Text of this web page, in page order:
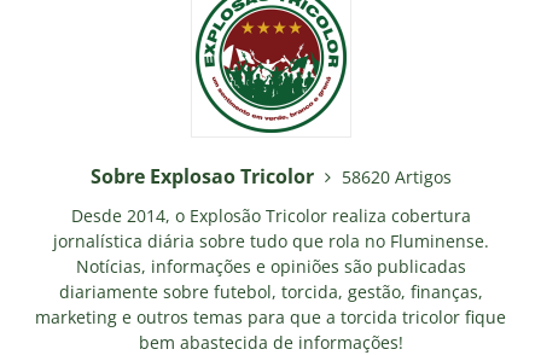
Sobre Explosao Tricolor
58620 Artigos
Desde 2014, o Explosão Tricolor realiza cobertura
jornalística diária sobre tudo que rola no Fluminense.
Notícias, informações e opiniões são publicadas
diariamente sobre futebol, torcida, gestão, finanças,
marketing e outros temas para que a torcida tricolor fique
bem abastecida de informações!